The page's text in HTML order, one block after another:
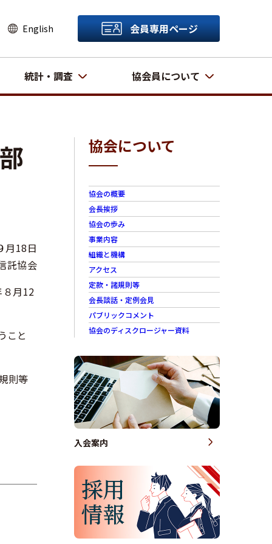
English 会員専用ページ
統計・調査 協会員について
月18日
託協会
月12
こと
則等
協会について
協会の概要
会長挨拶
協会の歩み
事業内容
組織と機構
アクセス
定款・諸規則等
会長談話・定例会見
パブリックコメント
協会のディスクロージャー資料
入会案内